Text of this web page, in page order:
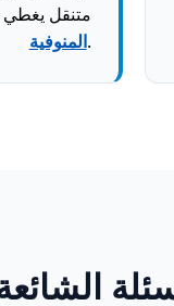
متنقل يغطي
المنوفية.